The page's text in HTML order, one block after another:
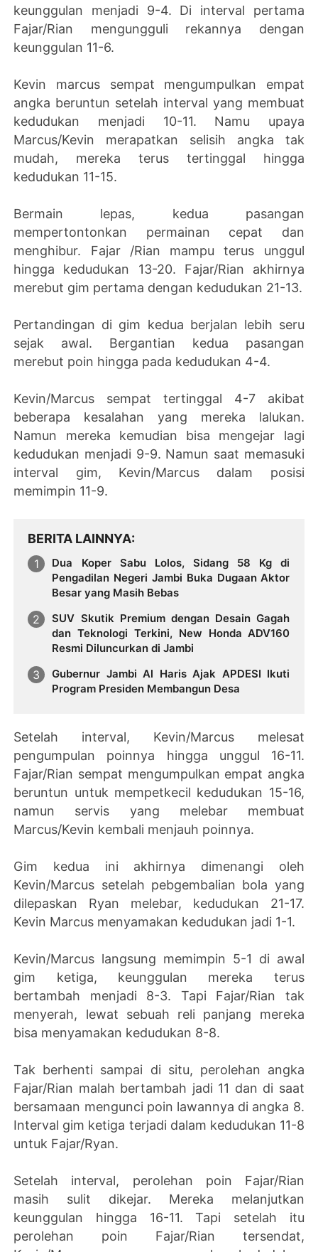
keunggulan menjadi 9-4. Di interval pertama
Fajar/Rian mengungguli rekannya dengan
keunggulan 11-6.
Kevin marcus sempat mengumpulkan empat
angka beruntun setelah interval yang membuat
kedudukan menjadi 10-11. Namu upaya
Marcus/Kevin merapatkan selisih angka tak
mudah, mereka terus tertinggal hingga
kedudukan 11-15.
Bermain lepas, kedua pasangan
mempertontonkan permainan cepat dan
menghibur. Fajar /Rian mampu terus unggul
hingga kedudukan 13-20. Fajar/Rian akhirnya
merebut gim pertama dengan kedudukan 21-13.
Pertandingan di gim kedua berjalan lebih seru
sejak awal. Bergantian kedua pasangan
merebut poin hingga pada kedudukan 4-4.
Kevin/Marcus sempat tertinggal 4-7 akibat
beberapa kesalahan yang mereka lalukan.
Namun mereka kemudian bisa mengejar lagi
kedudukan menjadi 9-9. Namun saat memasuki
interval gim, Kevin/Marcus dalam posisi
memimpin 11-9.
BERITA LAINNYA
Dua Koper Sabu Lolos, Sidang 58 Kg di
Pengadilan Negeri Jambi Buka Dugaan Aktor
Besar yang Masih Bebas
SUV Skutik Premium dengan Desain Gagah
dan Teknologi Terkini, New Honda ADV160
Resmi Diluncurkan di Jambi
Gubernur Jambi Al Haris Ajak APDESI Ikuti
Program Presiden Membangun Desa
Setelah interval, Kevin/Marcus melesat
pengumpulan poinnya hingga unggul 16-11.
Fajar/Rian sempat mengumpulkan empat angka
beruntun untuk mempetkecil kedudukan 15-16,
namun servis yang melebar membuat
Marcus/Kevin kembali menjauh poinnya.
Gim kedua ini akhirnya dimenangi oleh
Kevin/Marcus setelah pebgembalian bola yang
dilepaskan Ryan melebar, kedudukan 21-17.
Kevin Marcus menyamakan kedudukan jadi 1-1.
Kevin/Marcus langsung memimpin 5-1 di awal
gim ketiga, keunggulan mereka terus
bertambah menjadi 8-3. Tapi Fajar/Rian tak
menyerah, lewat sebuah reli panjang mereka
bisa menyamakan kedudukan 8-8.
Tak berhenti sampai di situ, perolehan angka
Fajar/Rian malah bertambah jadi 11 dan di saat
bersamaan mengunci poin lawannya di angka 8.
Interval gim ketiga terjadi dalam kedudukan 11-8
untuk Fajar/Ryan.
Setelah interval, perolehan poin Fajar/Rian
masih sulit dikejar. Mereka melanjutkan
keunggulan hingga 16-11. Tapi setelah itu
perolehan poin Fajar/Rian tersendat,